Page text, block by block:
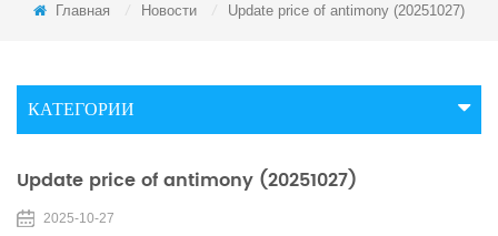
Главная Новости Update price of antimony (20251027)
КАТЕГОРИИ
Update price of antimony (20251027)
2025-10-27